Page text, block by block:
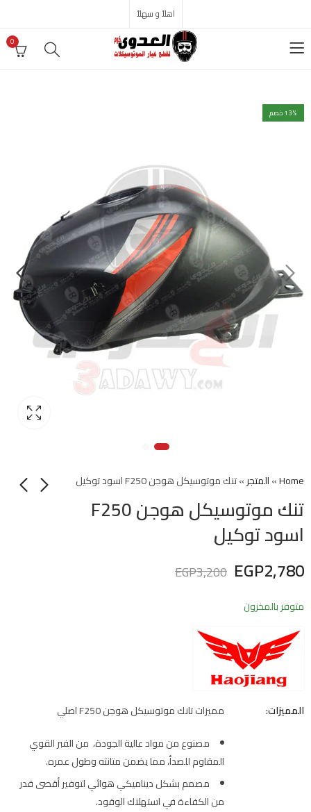
اهلاً و سهلاً
0
13% خصم
Home
»المتجر»تنك موتوسيكل هوجن F250 اسود توكيل
تنك موتوسيكل هوجن F250
اسود توكيل
EGP2,780
EGP3,200
متوفر بالمخزون
المميزات:
مميزات تانك موتوسيكل هوجن F250 اصلي
مصنوع من مواد عالية الجودة، من الفبر القوي
المقاوم للصدأ، مما يضمن متانته وطول عمره.
مصمم بشكل ديناميكي هوائي لتوفير أقصى قدر
من الكفاءة في استهلاك الوقود.